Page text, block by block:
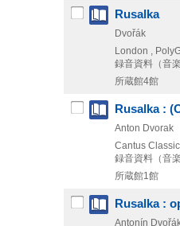
Rusalka
Dvořák
London ,
録音資料（音
所蔵館4館
Rusalka :
Anton Dvorak
Cantus
録音資料（音
所蔵館1館
Rusalka :
Antonín